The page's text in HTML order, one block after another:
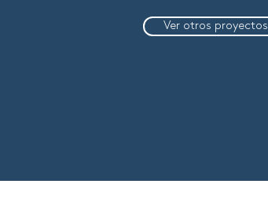
Ver otros proyectos